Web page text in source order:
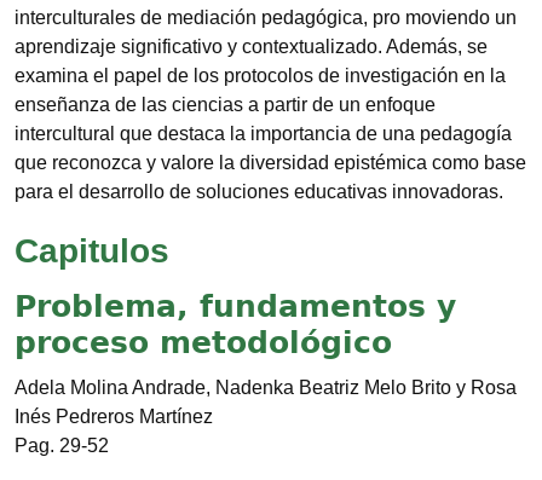
interculturales de mediación pedagógica, pro­ moviendo un
aprendizaje significativo y contextualizado. Además, se
examina el papel de los protocolos de investigación en la
enseñanza de las ciencias a partir de un enfoque
intercultural que destaca la importancia de una pedagogía
que reconozca y valore la diversidad epistémica como base
para el desarrollo de soluciones educativas innovadoras.
Capitulos
Problema, fundamentos y
proceso metodológico
Adela Molina Andrade, Nadenka Beatriz Melo Brito y Rosa
Inés Pedreros Martínez
29-52